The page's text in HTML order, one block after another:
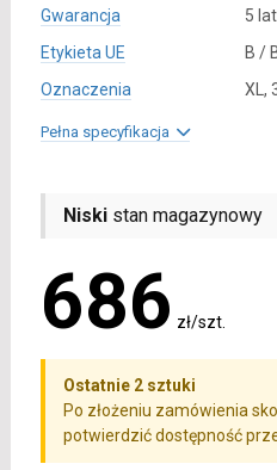
Gwarancja
5 lat
Etykieta UE
B /
Oznaczenia
XL,
Pełna specyfikacja
Niskistan magazynowy
686 zł/szt.
Ostatnie 2 sztuki
Po złożeniu zamówienia
potwierdzić dostępność